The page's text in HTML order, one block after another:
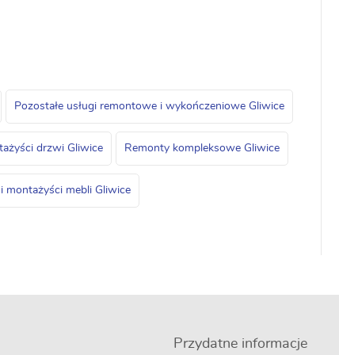
Pozostałe usługi remontowe i wykończeniowe Gliwice
drzwi Gliwice Remonty kompleksowe Gliwice
montażyści mebli Gliwice
Przydatne informacje